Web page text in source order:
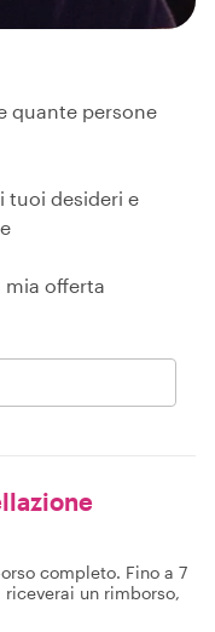
quante persone
tuoi desideri e
mia offerta
completo. Fino a 7
un rimborso,